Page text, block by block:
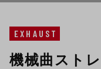
EXHAUST
機械曲スト